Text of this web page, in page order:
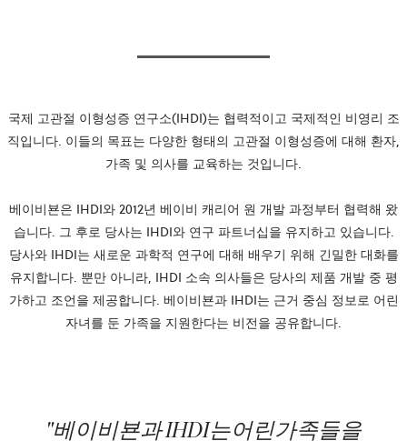
국제 고관절 이형성증 연구소(IHDI)는 협력적이고 국제적인 비영리 조
직입니다. 이들의 목표는 다양한 형태의 고관절 이형성증에 대해 환자,
가족 및 의사를 교육하는 것입니다.
베이비뵨은 IHDI와 2012년 베이비 캐리어 원 개발 과정부터 협력해 왔
습니다. 그 후로 당사는 IHDI와 연구 파트너십을 유지하고 있습니다.
당사와 IHDI는 새로운 과학적 연구에 대해 배우기 위해 긴밀한 대화를
유지합니다. 뿐만 아니라, IHDI 소속 의사들은 당사의 제품 개발 중 평
가하고 조언을 제공합니다. 베이비뵨과 IHDI는 근거 중심 정보로 어린
자녀를 둔 가족을 지원한다는 비전을 공유합니다.
"베이비뵨과 IHDI는어린가족들을